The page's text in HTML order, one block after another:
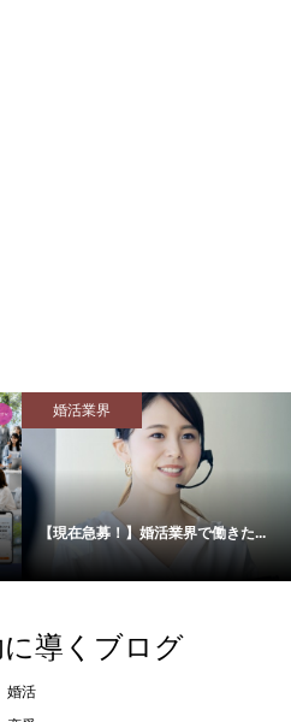
婚活業界
【現在急募！】婚活業界で働きた...
導くブログ
婚活